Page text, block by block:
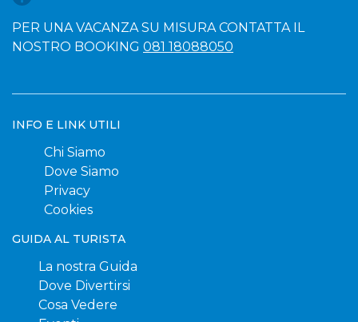
PER UNA VACANZA SU MISURA CONTATTA IL
NOSTRO BOOKING 081 18088050
INFO E LINK UTILI
Chi Siamo
Dove Siamo
Privacy
Cookies
GUIDA AL TURISTA
La nostra Guida
Dove Divertirsi
Cosa Vedere